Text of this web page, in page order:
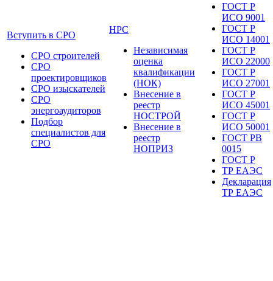
Вступить в СРО
СРО строителей
СРО
проектировщиков
СРО изыскателей
СРО
энергоаудиторов
Подбор
специалистов для
СРО
НРС
Независимая
оценка
квалификации
(НОК)
Внесение в
реестр
НОСТРОЙ
Внесение в
реестр
НОПРИЗ
ГОСТ Р
ИСО 9001
ГОСТ Р
ИСО 14001
ГОСТ Р
ИСО 22000
ГОСТ Р
ИСО 27001
ГОСТ Р
ИСО 45001
ГОСТ Р
ИСО 50001
ГОСТ РВ
0015
ГОСТ Р
ТР ЕАЭС
Декларация
ТР ЕАЭС